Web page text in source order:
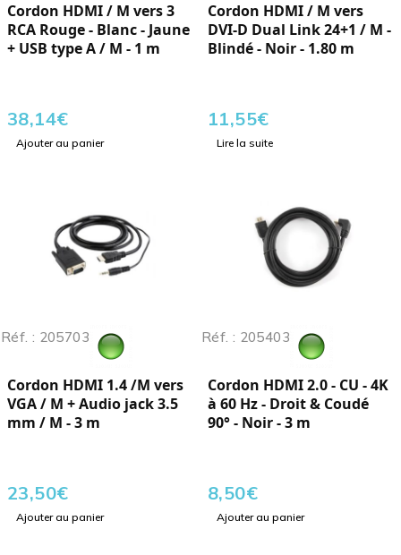
Cordon HDMI / M vers 3
RCA Rouge - Blanc - Jaune
+ USB type A / M - 1 m
38,14€
Ajouter au panier
Cordon HDMI / M vers
DVI-D Dual Link 24+1 / M -
Blindé - Noir - 1.80 m
11,55€
Lire la suite
Réf. : 205703
Cordon HDMI 1.4 /M vers
VGA / M + Audio jack 3.5
mm / M - 3 m
23,50€
Ajouter au panier
Réf. : 205403
Cordon HDMI 2.0 - CU - 4K
à 60 Hz - Droit & Coudé
90° - Noir - 3 m
8,50€
Ajouter au panier